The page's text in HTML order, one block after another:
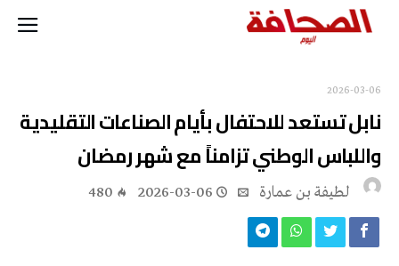
2026-03-06
نابل تستعد للاحتفال بأيام الصناعات التقليدية
واللباس الوطني تزامناً مع شهر رمضان
لطيفة بن عمارة 2026-03-06
480